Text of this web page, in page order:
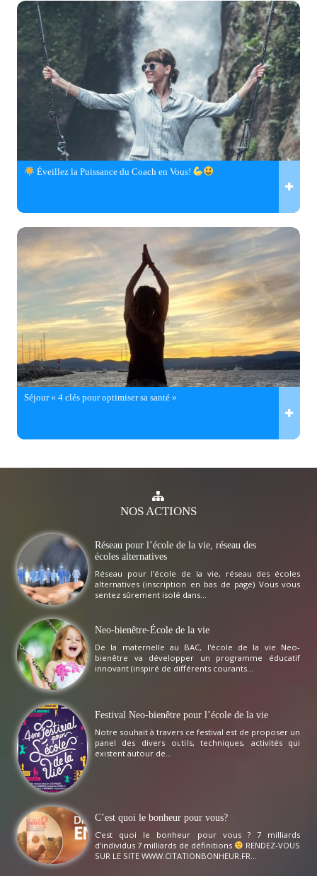
Éveillez la Puissance du Coach en Vous!
Séjour « 4 clés pour optimiser sa santé »
NOSACTIONS
Réseau pour l’école de la vie, réseau des
écoles alternatives
Réseau pour l'école de la vie, réseau des écoles
alternatives (inscription en bas de page) Vous vous
sentez sûrement isolé dans...
Neo-bienêtre-École de la vie
De la maternelle au BAC, l'école de la vie Neo-
bienêtre va développer un programme éducatif
innovant (inspiré de différents courants...
Festival Neo-bienêtre pour l’école de la vie
Notre souhait à travers ce festival est de proposer un
panel des divers outils, techniques, activités qui
existent autour de...
C’est quoi le bonheur pour vous?
C'est quoi le bonheur pour vous ? 7 milliards
d'individus 7 milliards de définitions
RENDEZ-VOUS
SUR LE SITE WWW.CITATIONBONHEUR.FR...